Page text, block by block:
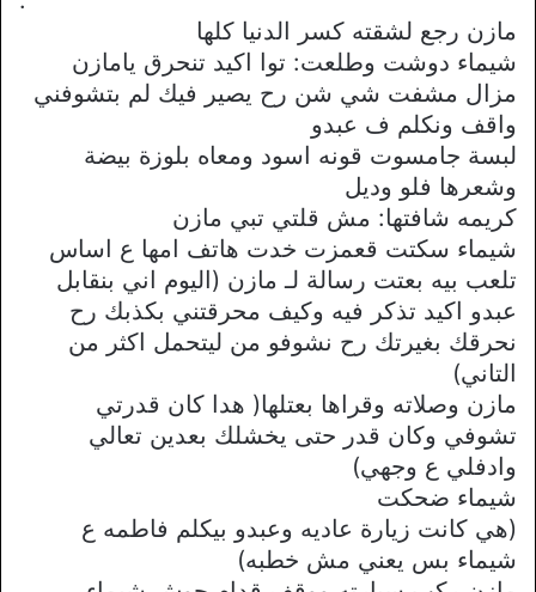
مازن رجع لشقته كسر الدنيا كلها
شيماء دوشت وطلعت: توا اكيد تنحرق يامازن
مزال مشفت شي شن رح يصير فيك لم بتشوفني
واقف ونكلم ف عبدو
لبسة جامسوت قونه اسود ومعاه بلوزة بيضة
وشعرها فلو وديل
كريمه شافتها: مش قلتي تبي مازن
شيماء سكتت قعمزت خدت هاتف امها ع اساس
تلعب بيه بعتت رسالة لـ مازن (اليوم اني بنقابل
عبدو اكيد تذكر فيه وكيف محرقتني بكذبك رح
نحرقك بغيرتك رح نشوفو من ليتحمل اكثر من
التاني)
مازن وصلاته وقراها بعتلها( هدا كان قدرتي
تشوفي وكان قدر حتى يخشلك بعدين تعالي
وادفلي ع وجهي)
شيماء ضحكت
(هي كانت زيارة عاديه وعبدو بيكلم فاطمه ع
شيماء بس يعني مش خطبه)